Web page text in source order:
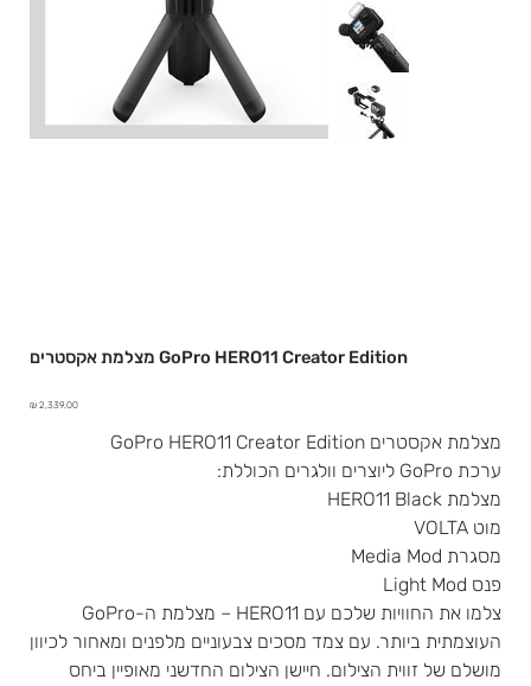
מצלמת אקסטרים GoPro HERO11 Creator Edition
מחיר ‏2,339.00 ‏₪
מצלמת אקסטרים GoPro HERO11 Creator Edition
ערכת GoPro ליוצרים וולגרים הכוללת:
מצלמת HERO11 Black
מוט VOLTA
מסגרת Media Mod
פנס Light Mod
צלמו את החוויות שלכם עם HERO11 – מצלמת ה-GoPro
העוצמתית ביותר. עם צמד מסכים צבעוניים מלפנים ומאחור לכיוון
מושלם של זווית הצילום. חיישן הצילום החדשני מאופיין ביחס